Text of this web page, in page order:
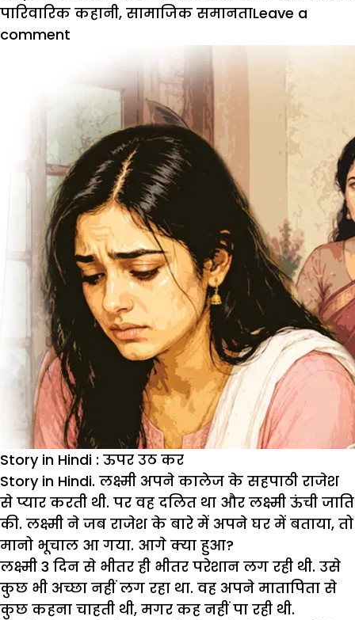
पारिवारिक कहानी, सामाजिक समानताLeave a
comment
Social
Story
: धनदौलत
नहीं काबिलीयत
जरूरी
Story in Hindi : ऊपर उठ कर
Story in Hindi. लक्ष्मी अपने कालेज के सहपाठी राजेश
से प्यार करती थी. पर वह दलित था और लक्ष्मी ऊंची जाति
की. लक्ष्मी ने जब राजेश के बारे में अपने घर में बताया, तो
मानो भूचाल आ गया. आगे क्या हुआ?
लक्ष्मी 3 दिन से भीतर ही भीतर परेशान लग रही थी. उसे
कुछ भी अच्छा नहीं लग रहा था. वह अपने मातापिता से
कुछ कहना चाहती थी, मगर कह नहीं पा रही थी.